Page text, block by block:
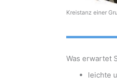
Kreistanz einer
Was erwartet
leichte